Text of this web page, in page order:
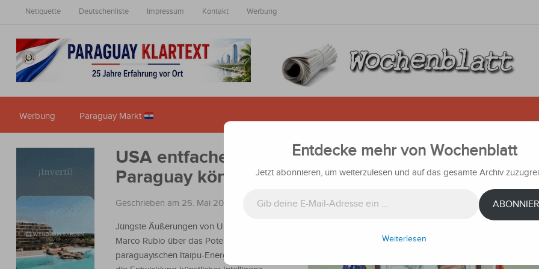
Netiquette Deutschenliste Impressum Kontakt Werbung
Werbung Paraguay Markt
USA entfachen Itaipu-Debatte neu: Brasilianer
Paraguay könne Energie nicht nach Belieben
Geschrieben am 25. Mai 2025 Nachrichten
Jüngste Äußerungen von US-Außenminister
Marco Rubio über das Potenzial des
paraguayischen Itaipu-Energieüberschusses,
Entdecke mehr von Wochenblatt
Jetzt abonnieren, um weiterzulesen und auf das gesamte Archiv
Weiterlesen